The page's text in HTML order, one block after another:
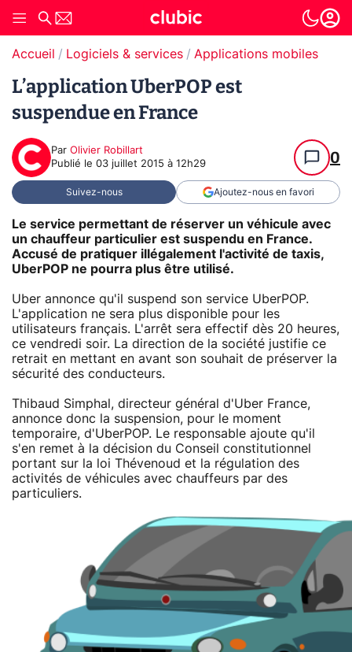
Accueil Logiciels & services Applications mobiles
L’application UberPOP est
suspendue en France
Par Olivier Robillart
Publié le 03 juillet 2015 à 12h29 0
Suivez-nous Ajoutez-nous en favori
Le service permettant de réserver un véhicule avec
un chauffeur particulier est suspendu en France.
Accusé de pratiquer illégalement l'activité de taxis,
UberPOP ne pourra plus être utilisé.
Uber annonce qu'il suspend son service UberPOP.
L'application ne sera plus disponible pour les
utilisateurs français. L'arrêt sera effectif dès 20 heures,
ce vendredi soir. La direction de la société justifie ce
retrait en mettant en avant son souhait de préserver la
sécurité des conducteurs.
Thibaud Simphal, directeur général d'Uber France,
annonce donc la suspension, pour le moment
temporaire, d'UberPOP. Le responsable ajoute qu'il
s'en remet à la décision du Conseil constitutionnel
portant sur la loi Thévenoud et la régulation des
activités de véhicules avec chauffeurs par des
particuliers.